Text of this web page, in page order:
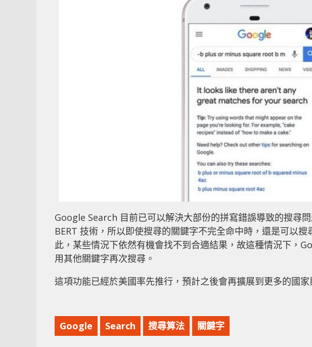
Google Search 目前已可以解決大部份的拼寫錯誤導致的搜尋
BERT 技術，所以即使搜尋的關鍵字不完全命中時，還是可以
此，某些情況下依然有機會找不到合適結果，故這種情況下，
用其他關鍵字再次搜尋。
這項功能已經於美國率先推行，預計之後會再擴展到更多的國家
Google Search 搜尋算法 關鍵字